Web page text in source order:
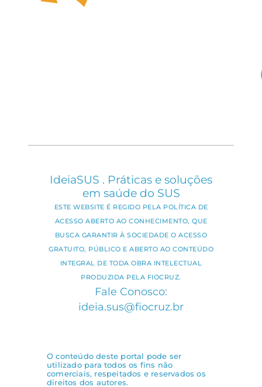
IdeiaSUS . Práticas e soluções
em saúde do SUS
ESTE WEBSITE É REGIDO PELA POLÍTICA DE
ACESSO ABERTO AO CONHECIMENTO, QUE
BUSCA GARANTIR À SOCIEDADE O ACESSO
GRATUITO, PÚBLICO E ABERTO AO CONTEÚDO
INTEGRAL DE TODA OBRA INTELECTUAL
PRODUZIDA PELA FIOCRUZ.
Fale Conosco:
ideia.sus@fiocruz.br
O conteúdo deste portal pode ser
utilizado para todos os fins não
comerciais, respeitados e reservados os
direitos dos autores.